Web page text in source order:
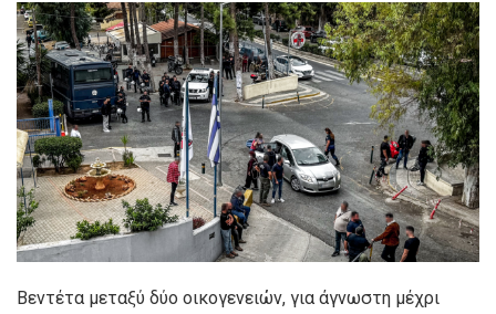
Βεντέτα μεταξύ δύο οικογενειών, για άγνωστη μέχρι